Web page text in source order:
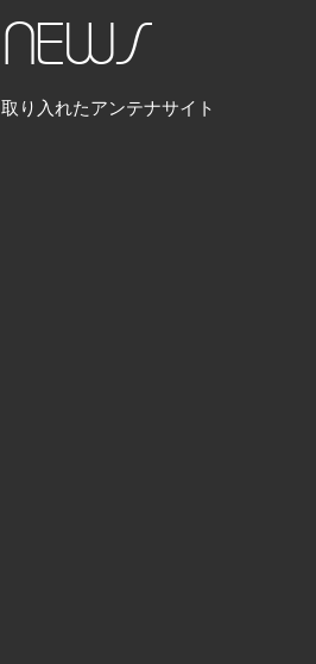
り入れたアンテナサイト